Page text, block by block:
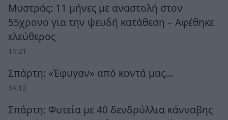
Μυστράς: 11 μήνες με αναστολή στον
55χρονο για την ψευδή κατάθεση – Αφέθηκε
ελεύθερος
14:21
Σπάρτη: «Έφυγαν» από κοντά μας…
14:12
Σπάρτη: Φυτεία με 40 δενδρύλλια κάνναβης